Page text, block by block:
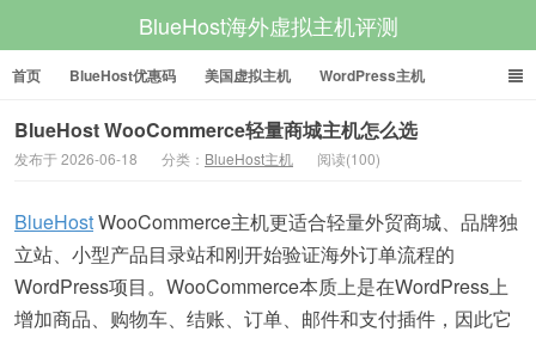
BlueHost海外虚拟主机评测
首页 BlueHost优惠码 美国虚拟主机 WordPress主机
美国VPS 美国服务器
BlueHost WooCommerce轻量商城主机怎么选
发布于 2026-06-18 分类： BlueHost主机 阅读(100)
BlueHostWooCommerce主机更适合轻量外贸商城、品牌独
立站、小型产品目录站和刚开始验证海外订单流程的
WordPress项目。WooCommerce本质上是在WordPress上
增加商品、购物车、结账、订单、邮件和支付插件，因此它